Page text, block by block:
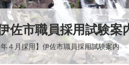
佐市職員採用試験案
４月採用】伊佐市職員採用試験案内